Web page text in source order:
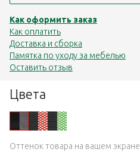
Цвета
Оттенок товара на вашем экране
Как оформить заказ
Как оплатить
Доставка и сборка
Памятка по уходу за мебелью
Оставить отзыв